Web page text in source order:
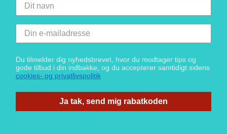
Du tilmelder dig nyhedsbrevet, hvor du modtager tips og
gode tilbud i din indbakke, og du accepterer samtidigt sidens
cookies- og privatlivspolitik
Ja tak, send mig rabatkoden